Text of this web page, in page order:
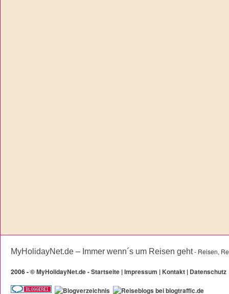
MyHolidayNet.de – Immer wenn´s um Reisen geht- Reisen,
2006 -©MyHolidayNet.de - Startseite |Impressum | Kontakt | Datenschutz